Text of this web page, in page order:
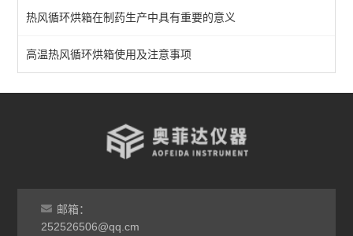
高温烘箱
真空烘箱
热风循环烘箱在制药生产中具有重要的意义
高温热风循环烘箱使用及注意事项
邮箱：
252526506@qq.cm